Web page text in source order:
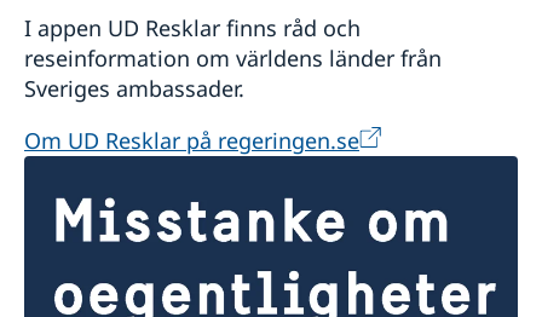
tillbaka.
E-post:svenskar.i.varlden@sviv.se
https://www.sviv.se
I appen UD Resklar finns råd och
reseinformation om världens länder från
Sveriges ambassader.
Om UD Resklar på regeringen.se